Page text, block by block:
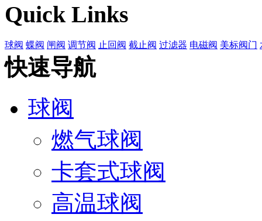
Quick Links
球阀 蝶阀 闸阀 调节阀 止回阀 截止阀 过滤器 电磁阀 美标阀门
快速导航
球阀
燃气球阀
卡套式球阀
高温球阀